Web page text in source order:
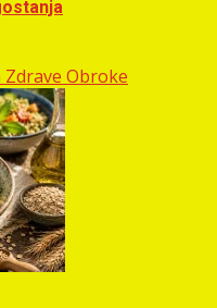
Zdrave Obroke